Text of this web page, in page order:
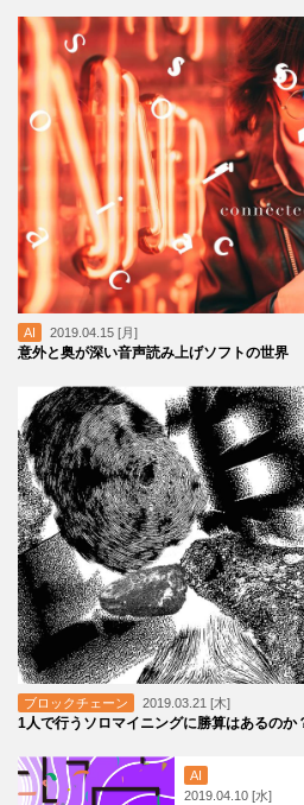
AI 2019.04.15 [月]
意外と奥が深い音声読み上げソフトの世界
ブロックチェーン 2019.03.21 [木]
1人で行うソロマイニングに勝算はあるのか
AI
2019.04.10 [水]